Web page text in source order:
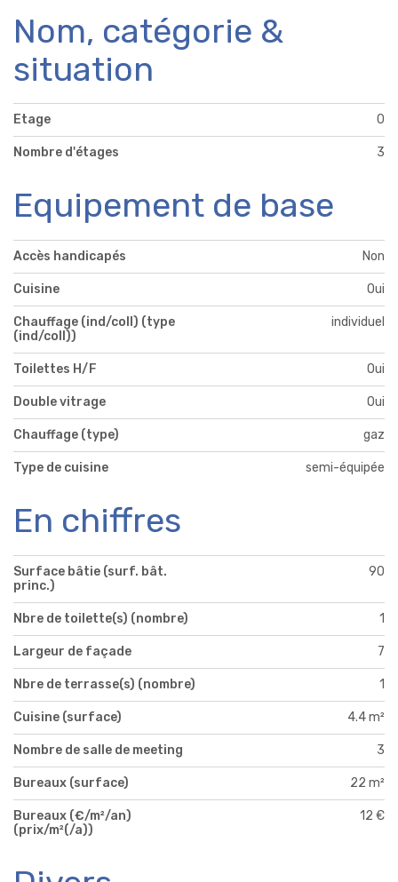
Nom, catégorie &
situation
Etage 0
Nombre d'étages 3
Equipement de base
Accès handicapés Non
Cuisine Oui
Chauffage (ind/coll) (type
(ind/coll))
individuel
Toilettes H/F Oui
Double vitrage Oui
Chauffage (type) gaz
Type de cuisine semi-équipée
En chiffres
Surface bâtie (surf. bât.
princ.)
90
Nbre de toilette(s) (nombre) 1
Largeur de façade 7
Nbre de terrasse(s) (nombre) 1
Cuisine (surface) 4.4 m²
Nombre de salle de meeting 3
Bureaux (surface) 22 m²
Bureaux (€/m²/an)
(prix/m²(/a))
12 €